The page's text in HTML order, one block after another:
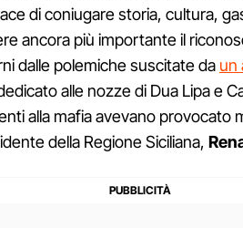
di coniugare storia, cultura,
ancora più importante il
dalle polemiche suscitate da un
alle nozze di Dua Lipa e
alla mafia avevano provocato
della Regione Siciliana,